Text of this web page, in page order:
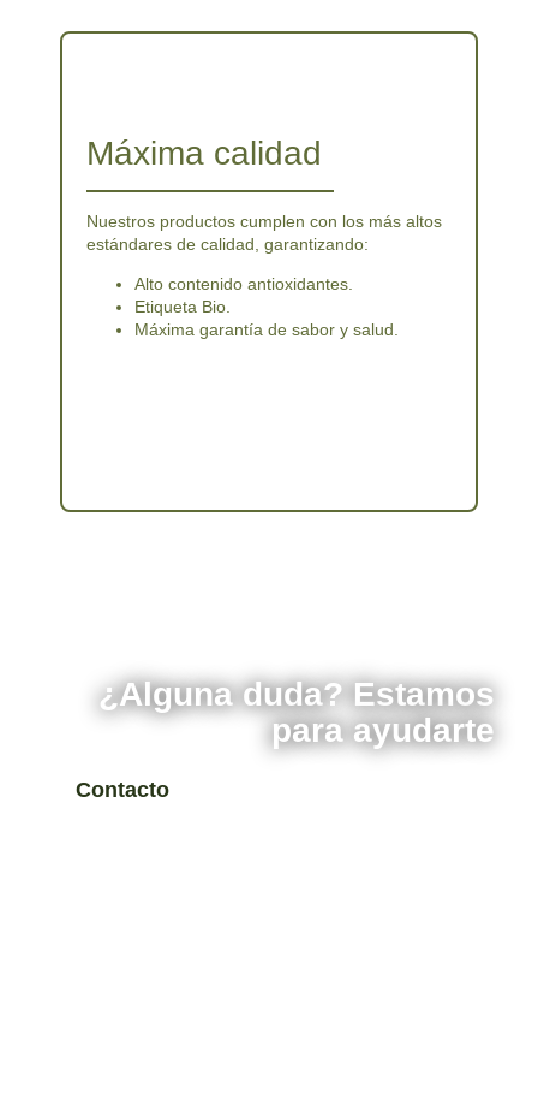
Máxima calidad
Nuestros productos cumplen con los más altos
estándares de calidad, garantizando:
Alto contenido antioxidantes.
Etiqueta Bio.
Máxima garantía de sabor y salud.
¿Alguna duda? Estamos
para ayudarte
Contacto